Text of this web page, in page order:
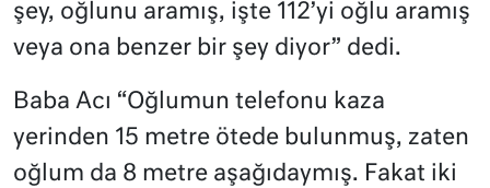
şey, oğlunu aramış, işte 112’yi oğlu aramış
veya ona benzer bir şey diyor” dedi.
Baba Acı “Oğlumun telefonu kaza
yerinden 15 metre ötede bulunmuş, zaten
oğlum da 8 metre aşağıdaymış. Fakat iki